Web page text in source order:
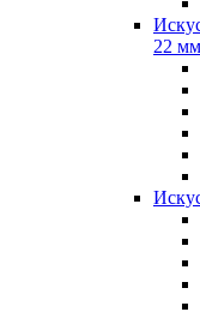
22 мм